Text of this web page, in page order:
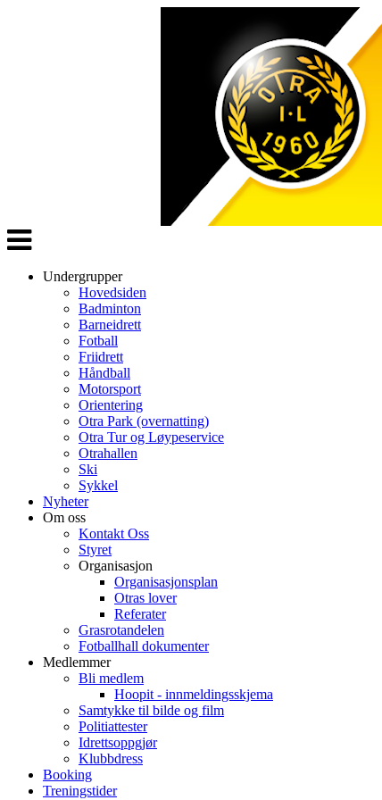
Veksle
navigasjon
Undergrupper
Hovedsiden
Badminton
Barneidrett
Fotball
Friidrett
Håndball
Motorsport
Orientering
Otra Park (overnatting)
Otra Tur og Løypeservice
Otrahallen
Ski
Sykkel
Nyheter
Om oss
Kontakt Oss
Styret
Organisasjon
Organisasjonsplan
Otras lover
Referater
Grasrotandelen
Fotballhall dokumenter
Medlemmer
Bli medlem
Hoopit - innmeldingsskjema
Samtykke til bilde og film
Politiattester
Idrettsoppgjør
Klubbdress
Booking
Treningstider